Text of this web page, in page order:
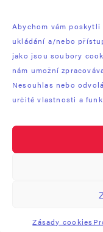
Abychom vám
ukládání a/nebo
jako jsou soubory
nám umožní
Nesouhlas nebo
určité vlastnosti a
Zásady cookies
EXXONMOBIL –